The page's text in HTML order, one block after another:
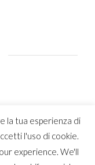
la tua esperienza di
l'uso di cookie.
experience. We'll